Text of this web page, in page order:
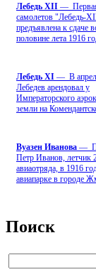
Лебедь ХII —
самолетов "Лебедь-
предъявлена к сдаче
половине лета 1916
Лебедь ХI — В
Лебедев арендовал у
Императорского
земли на
Вуазен Иванова —
Петр Иванов, летчик
авиаотряда, в 1916
авиапарке в городе
Поиск